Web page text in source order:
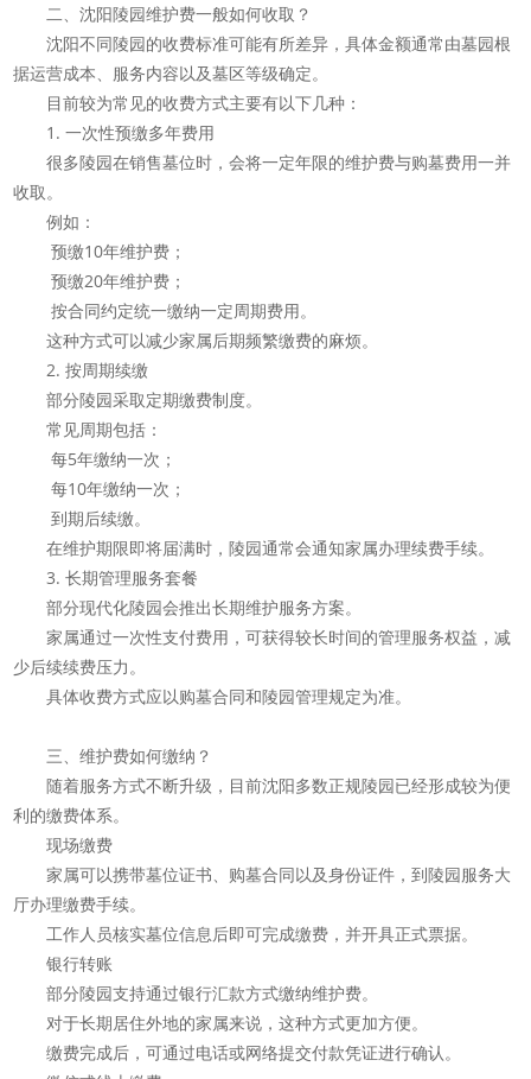
二、沈阳陵园维护费一般如何收取？
沈阳不同陵园的收费标准可能有所差异，具体金额通常由墓园根
据运营成本、服务内容以及墓区等级确定。
目前较为常见的收费方式主要有以下几种：
1. 一次性预缴多年费用
很多陵园在销售墓位时，会将一定年限的维护费与购墓费用一并
收取。
例如：
预缴10年维护费；
预缴20年维护费；
按合同约定统一缴纳一定周期费用。
这种方式可以减少家属后期频繁缴费的麻烦。
2. 按周期续缴
部分陵园采取定期缴费制度。
常见周期包括：
每5年缴纳一次；
每10年缴纳一次；
到期后续缴。
在维护期限即将届满时，陵园通常会通知家属办理续费手续。
3. 长期管理服务套餐
部分现代化陵园会推出长期维护服务方案。
家属通过一次性支付费用，可获得较长时间的管理服务权益，减
少后续续费压力。
具体收费方式应以购墓合同和陵园管理规定为准。
三、维护费如何缴纳？
随着服务方式不断升级，目前沈阳多数正规陵园已经形成较为便
利的缴费体系。
现场缴费
家属可以携带墓位证书、购墓合同以及身份证件，到陵园服务大
厅办理缴费手续。
工作人员核实墓位信息后即可完成缴费，并开具正式票据。
银行转账
部分陵园支持通过银行汇款方式缴纳维护费。
对于长期居住外地的家属来说，这种方式更加方便。
缴费完成后，可通过电话或网络提交付款凭证进行确认。